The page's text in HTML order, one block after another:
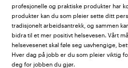
profesjonelle og praktiske produkter har
produkter kan du som pleier sette ditt
tradisjonelt arbeidsantrekk, og sammen
bidra til et mer positivt helsevesen. Vårt
helsevesenet skal føle seg uavhengige,
Hver dag på jobb er du som pleier viktig
deg for jobben du gjør.